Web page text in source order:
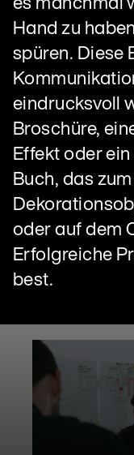
es manchmal
Hand zu
spüren. Diese
eindrucksvoll
Broschüre,
Effekt oder
Buch, das
oder auf dem
Erfolgreiche
best.